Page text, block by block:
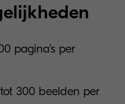
pagina’s per
300 beelden per